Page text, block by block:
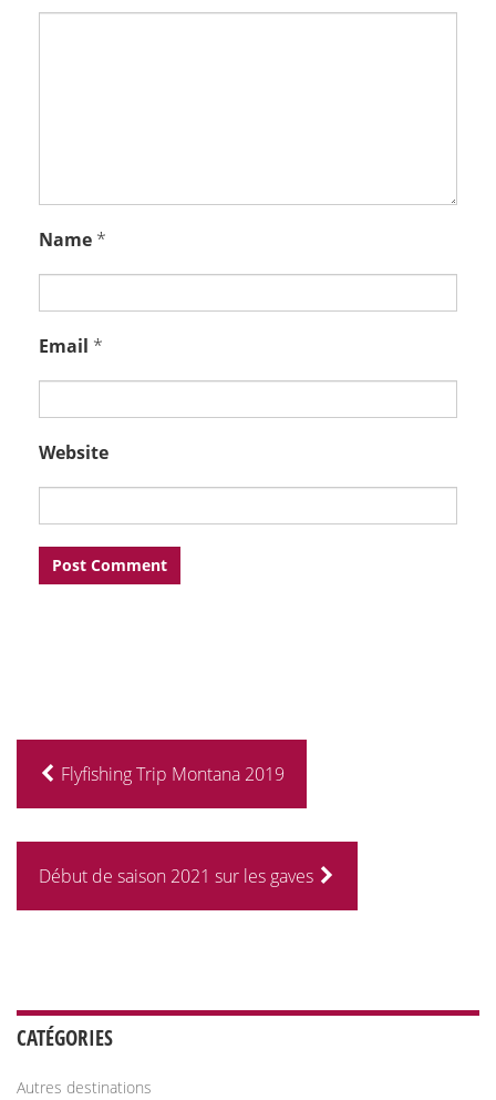
Name *
Email *
Website
Flyfishing Trip Montana 2019
Début de saison 2021 sur les gaves
CATÉGORIES
Autres destinations